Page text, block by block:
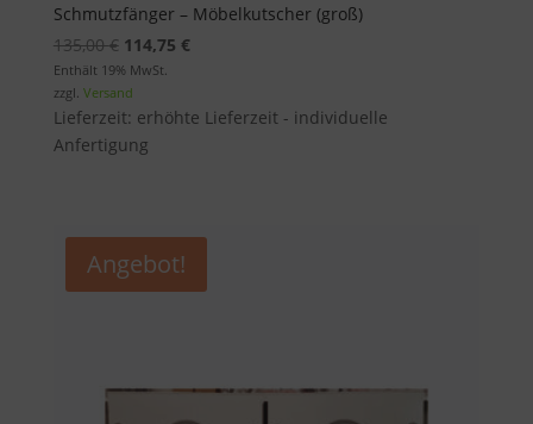
Schmutzfänger – Möbelkutscher (groß)
135,00€ Ursprünglicher
Preis
war:
135,00 €
114,75 €Aktueller
114,75 €.
Enthält 19% MwSt.
zzgl. Versand
Lieferzeit: erhöhte Lieferzeit - individuelle
Anfertigung
Angebot!